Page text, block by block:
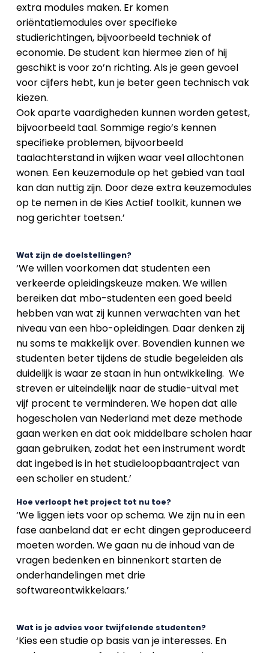
extra modules maken. Er komen
oriëntatiemodules over specifieke
studierichtingen, bijvoorbeeld techniek of
economie. De student kan hiermee zien of hij
geschikt is voor zo’n richting. Als je geen gevoel
voor cijfers hebt, kun je beter geen technisch vak
kiezen.
Ook aparte vaardigheden kunnen worden getest,
bijvoorbeeld taal. Sommige regio’s kennen
specifieke problemen, bijvoorbeeld
taalachterstand in wijken waar veel allochtonen
wonen. Een keuzemodule op het gebied van taal
kan dan nuttig zijn. Door deze extra keuzemodules
op te nemen in de Kies Actief toolkit, kunnen we
nog gerichter toetsen.’
Wat zijn de doelstellingen?
‘We willen voorkomen dat studenten een
verkeerde opleidingskeuze maken. We willen
bereiken dat mbo-studenten een goed beeld
hebben van wat zij kunnen verwachten van het
niveau van een hbo-opleidingen. Daar denken zij
nu soms te makkelijk over. Bovendien kunnen we
studenten beter tijdens de studie begeleiden als
duidelijk is waar ze staan in hun ontwikkeling. We
streven er uiteindelijk naar de studie-uitval met
vijf procent te verminderen. We hopen dat alle
hogescholen van Nederland met deze methode
gaan werken en dat ook middelbare scholen haar
gaan gebruiken, zodat het een instrument wordt
dat ingebed is in het studieloopbaantraject van
een scholier en student.’
Hoe verloopt het project tot nu toe?
‘We liggen iets voor op schema. We zijn nu in een
fase aanbeland dat er echt dingen geproduceerd
moeten worden. We gaan nu de inhoud van de
vragen bedenken en binnenkort starten de
onderhandelingen met drie
softwareontwikkelaars.’
Wat is je advies voor twijfelende studenten?
‘Kies een studie op basis van je interesses. En